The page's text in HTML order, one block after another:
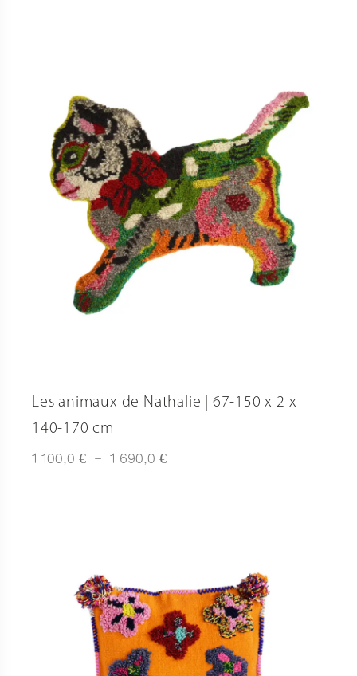
Les animaux de Nathalie | 67-150 x 2 x
140-170 cm
1 100,0 € – 1 690,0 €Plage